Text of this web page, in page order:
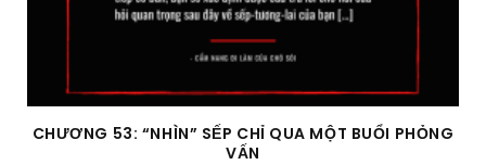
CHƯƠNG 53: “NHÌN” SẾP CHỈ QUA MỘT BUỔI PHỎNG
VẤN